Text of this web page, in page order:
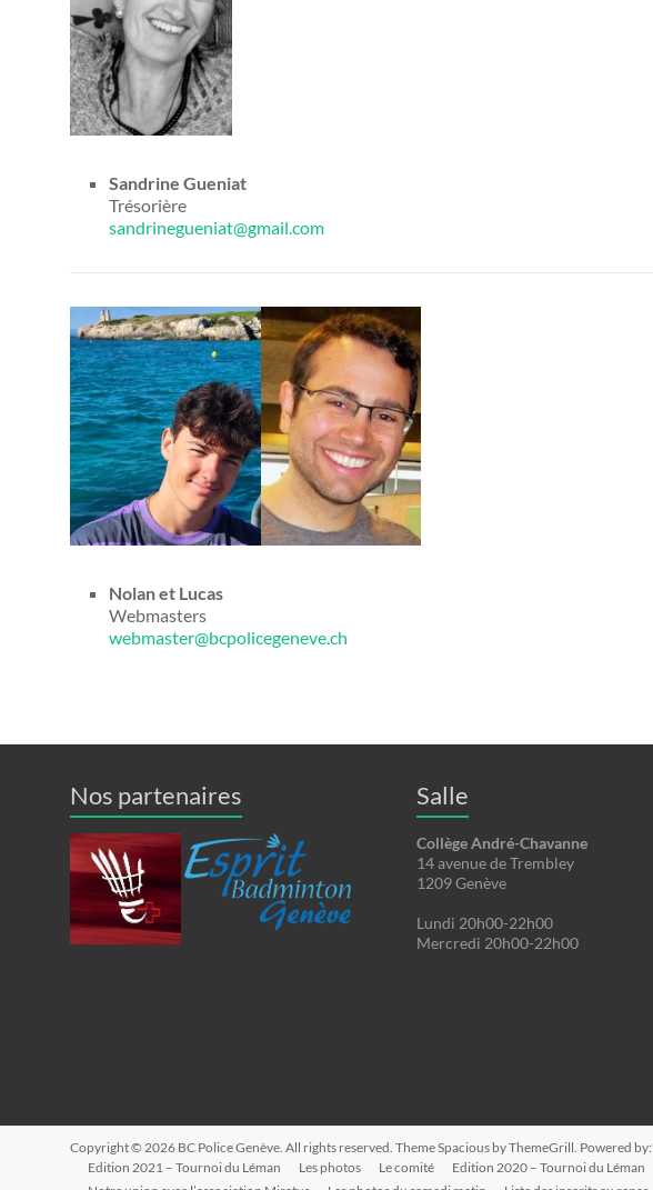
Sandrine Gueniat
Trésorière
sandrinegueniat@gmail.com
Nolan et Lucas
Webmasters
webmaster@bcpolicegeneve.ch
Nos partenaires Salle
Collège André-Chavanne
14 avenue de Trembley
1209 Genève
Lundi 20h00-22h00
Mercredi 20h00-22h00
Copyright © 2026 BC Police Genève . All rights reserved. ThemeSpacious by ThemeGrill. Powered by:
Edition 2021 – Tournoi du Léman
Les photos Le comité Edition 2020 – Tournoi du Léman